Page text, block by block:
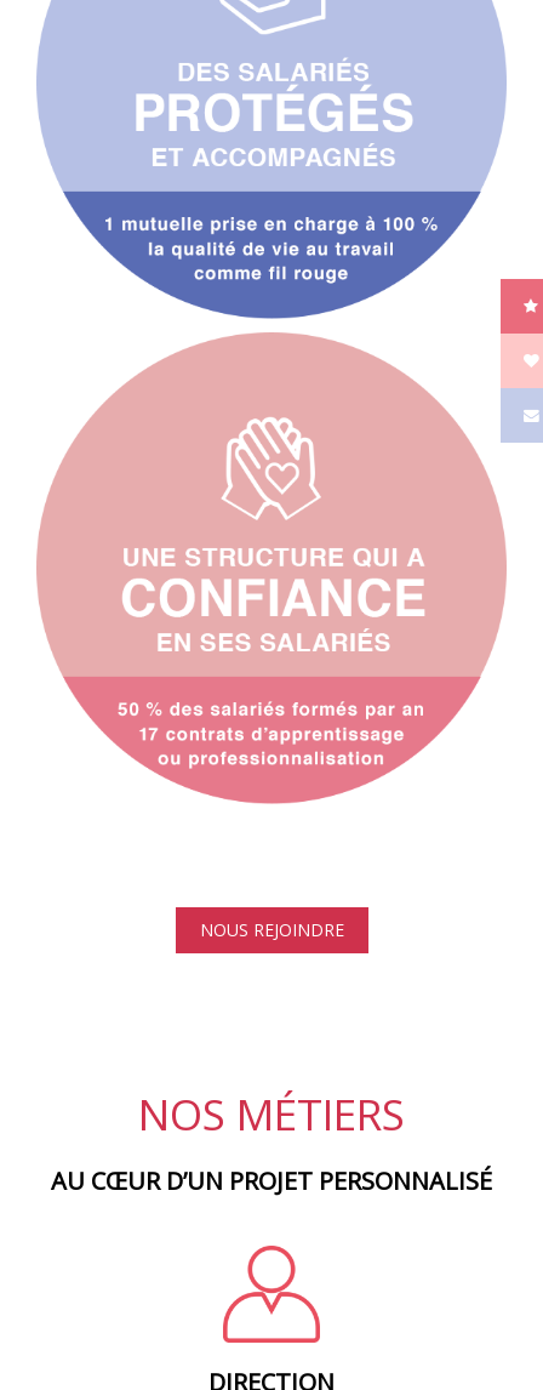
NOUS REJOINDRE
NOS MÉTIERS
AU CŒUR D’UN PROJET PERSONNALISÉ
DIRECTION
DIRECTEUR(TRICE), CHEF DE SERVICE, DG, DF, DRH